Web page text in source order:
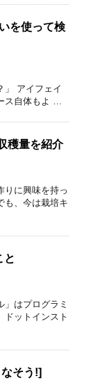
を使って検
」 アイフェイ
ス自体もよ …
穫量を紹介
りに興味を持っ
も、今は栽培キ
と
」はプログラミ
ドットインスト
そう!]